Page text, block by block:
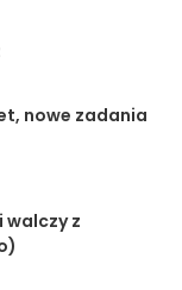
nowe zadania
walczy z